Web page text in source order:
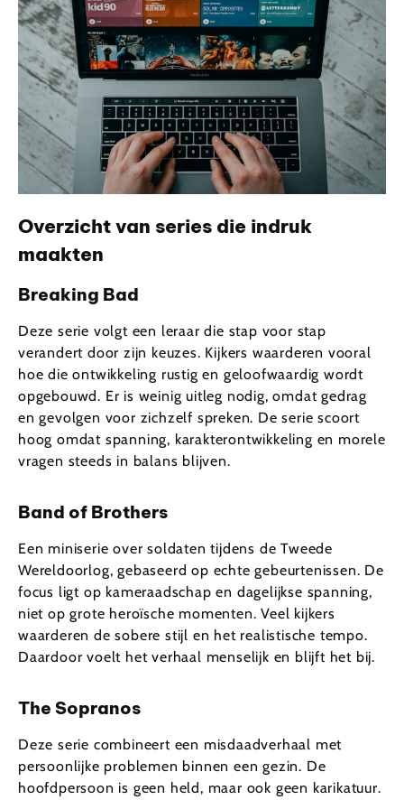
Overzicht van series die indruk
maakten
Breaking Bad
Deze serie volgt een leraar die stap voor stap
verandert door zijn keuzes. Kijkers waarderen vooral
hoe die ontwikkeling rustig en geloofwaardig wordt
opgebouwd. Er is weinig uitleg nodig, omdat gedrag
en gevolgen voor zichzelf spreken. De serie scoort
hoog omdat spanning, karakterontwikkeling en morele
vragen steeds in balans blijven.
Band of Brothers
Een miniserie over soldaten tijdens de Tweede
Wereldoorlog, gebaseerd op echte gebeurtenissen. De
focus ligt op kameraadschap en dagelijkse spanning,
niet op grote heroïsche momenten. Veel kijkers
waarderen de sobere stijl en het realistische tempo.
Daardoor voelt het verhaal menselijk en blijft het bij.
The Sopranos
Deze serie combineert een misdaadverhaal met
persoonlijke problemen binnen een gezin. De
hoofdpersoon is geen held, maar ook geen karikatuur.